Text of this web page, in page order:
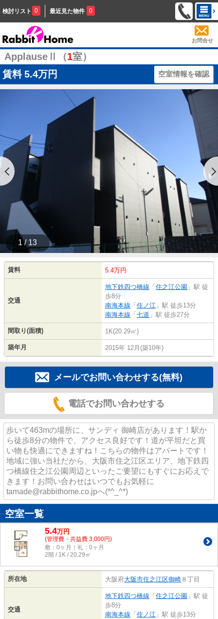
検討リスト 0 最近見た物件 0
お問合せ
ApplauseⅡ（1室）
賃料 5.4万円 空室情報を確認
1 / 13
賃料 5.4万円
交通
地下鉄四つ橋線 「 住之江公園 」駅 徒
歩8分
南海本線 「 住ノ江 」駅 徒歩13分
南海本線 「 七道 」駅 徒歩27分
間取り(面積) 1K(20.29㎡)
築年月 2015年 12月(築10年)
メールでお問い合わせする(無料)
電話でお問い合わせする
歩いて463mの場所に、サンディ 御崎店があります！駅か
ら徒歩8分の物件で、アクセス良好です！道が平坦だと買
い物も快適にできますね！こちらの物件はアパートです！
地域に強い当社だから、大阪市住之江区エリア、地下鉄四
つ橋線住之江公園周辺といったご要望にもすぐにお応えで
きます！お問い合わせはいつでもお気軽に
tamade@rabbithome.co.jpへ(*^_^*)
空室一覧
5.4万円
(管理費・共益費 3,000円)
敷：0ヶ月｜礼：0ヶ月
2階 / 1K / 20.29㎡
所在地 大阪府大阪市住之江区御崎 ８丁目
交通
地下鉄四つ橋線 「 住之江公園 」駅 徒
歩8分
南海本線 「 住ノ江 」駅 徒歩13分